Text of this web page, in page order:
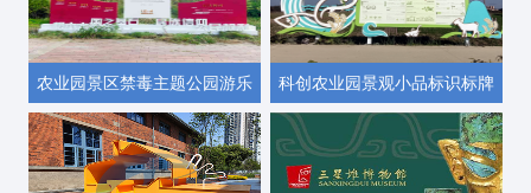
农业园景区禁毒主题公园游乐
园案例安装完毕
科创农业园景观小品标识标牌
科普专栏设计制作安装案例